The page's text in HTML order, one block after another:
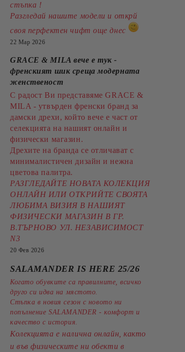
стъпка !
Разгледай нашите модели и открй
своя перфектен чифт още днес
22 Мар 2026
GRACE & MILA вече е тук -
френският шик среща модерната
женственост
С радост Ви представяме GRACE &
MILA - утвърден френски бранд за
дамски дрехи, който вече е част от
селекцията на нашият онлайн и
физически магазин.
Дрехите на бранда се отличават с
минималистичен дизайн и нежна
цветова палитра.
РАЗГЛЕДАЙТЕ НОВАТА КОЛЕКЦИЯ
ОНЛАЙН ИЛИ ОТКРИЙТЕ СВОЯТА
ЛЮБИМА ВИЗИЯ В НАШИЯТ
ФИЗИЧЕСКИ МАГАЗИН В ГР.
В.ТЪРНОВО УЛ. НЕЗАВИСИМОСТ
N3
20 Фев 2026
SALAMANDER IS HERE 25/26
Когато обувките са правилните, всичко
друго си идва на мястото.
Стъпка в новия сезон с новото ни
попълнение SALAMANDER - комфорт и
качество с история.
Колекцията е налична онлайн, както
и във физическите ни обекти в